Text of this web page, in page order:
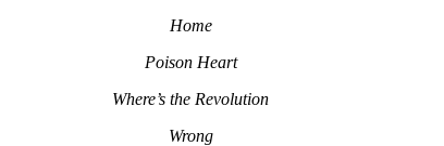
Home
Poison Heart
Where’s the Revolution
Wrong